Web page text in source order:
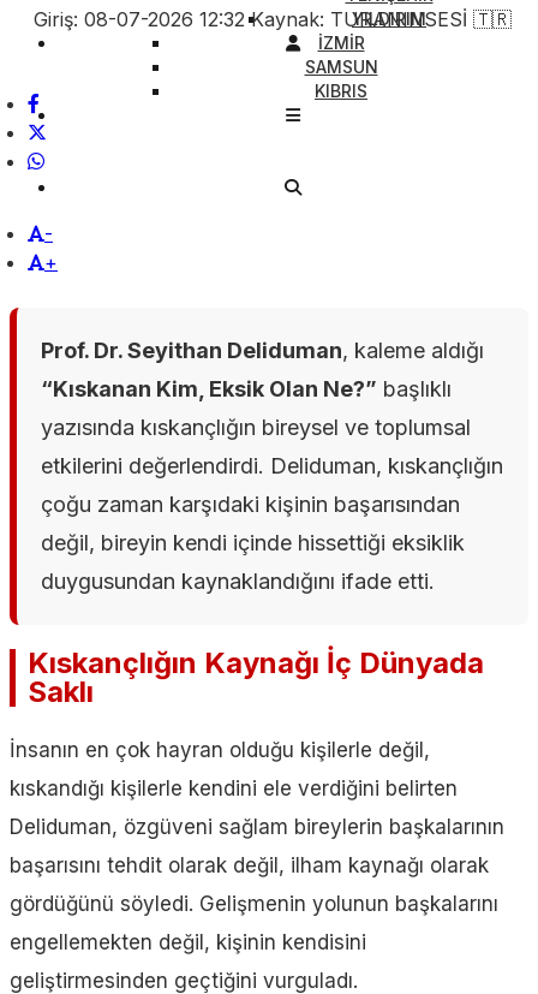
YILDIRIM
İZMİR
SAMSUN
KIBRIS
Giriş: 08-07-2026 12:32 Kaynak: TURANINSESİ 🇹🇷
-
+
Prof. Dr. Seyithan Deliduman, kaleme aldığı
“Kıskanan Kim, Eksik Olan Ne?” başlıklı
yazısında kıskançlığın bireysel ve toplumsal
etkilerini değerlendirdi. Deliduman, kıskançlığın
çoğu zaman karşıdaki kişinin başarısından
değil, bireyin kendi içinde hissettiği eksiklik
duygusundan kaynaklandığını ifade etti.
Kıskançlığın Kaynağı İç Dünyada
Saklı
İnsanın en çok hayran olduğu kişilerle değil,
kıskandığı kişilerle kendini ele verdiğini belirten
Deliduman, özgüveni sağlam bireylerin başkalarının
başarısını tehdit olarak değil, ilham kaynağı olarak
gördüğünü söyledi. Gelişmenin yolunun başkalarını
engellemekten değil, kişinin kendisini
geliştirmesinden geçtiğini vurguladı.